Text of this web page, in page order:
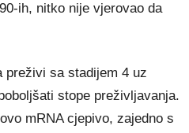
ih, nitko nije vjerovao da
preživi sa stadijem 4 uz
stope preživljavanja.
mRNA cjepivo, zajedno s